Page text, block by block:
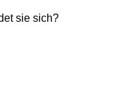
sie sich?